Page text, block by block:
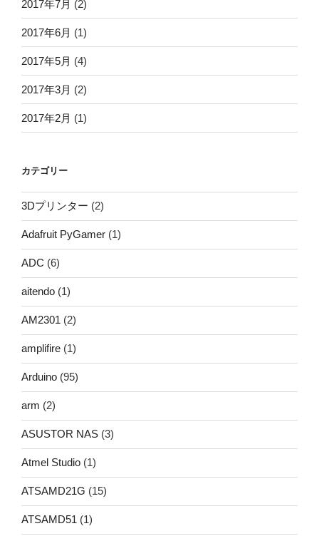
2017年7月 (2)
2017年6月 (1)
2017年5月 (4)
2017年3月 (2)
2017年2月 (1)
カテゴリー
3Dプリンター (2)
Adafruit PyGamer (1)
ADC (6)
aitendo (1)
AM2301 (2)
amplifire (1)
Arduino (95)
arm (2)
ASUSTOR NAS (3)
Atmel Studio (1)
ATSAMD21G (15)
ATSAMD51 (1)